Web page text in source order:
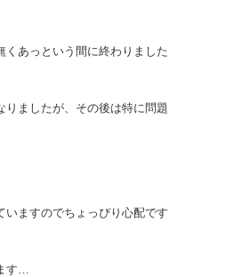
あっという間に終わりました
りましたが、その後は特に問題
いますのでちょっぴり心配です
す…